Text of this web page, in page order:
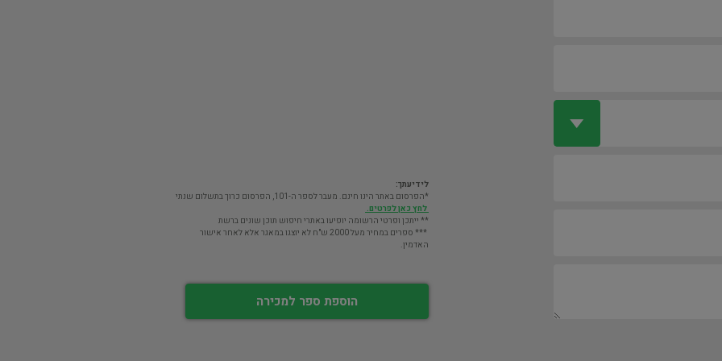
לידיעתך:
*הפרסום באתר הינו חינם. מעבר לספר ה-101, הפרסום כרוך בתשלום שנתי
לחץ כאן לפרטים.
** ייתכן ופרטי הרשומה יופיעו באתרי חיפוש תוכן שונים ברשת
*** ספרים במחיר מעל 2000 ש"ח לא יוצגו במאגר אלא לאחר אישור
האדמין.
הוספת ספר למכירה